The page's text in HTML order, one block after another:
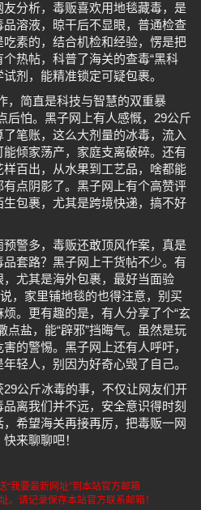
分析，毒贩喜欢用地毯藏毒，是
溶液，晾干后不显眼，普通检查
素的，结合机检和经验，愣是把
热帖，科普了海关的查毒“黑科
剂，能精准锁定可疑包裹。
，简直是科技与智慧的双重暴
后怕。黑子网上有人感慨，29公斤
笔账，这么大剂量的冰毒，流入
倾家荡产，家庭支离破碎。还有
百出，从水果到工艺品，啥都能
点阴影了。黑子网上有个高赞评
包裹，尤其是跨境快递，搞不好
警多，毒贩还敢顶风作案，真是
套路？黑子网上干货帖不少。有
尤其是海外包裹，最好当面验
，家里铺地毯的也得注意，别买
。更有趣的是，有人分享了个“玄
点盐，能“辟邪”挡晦气。虽然是玩
的警惕。黑子网上还有人呼吁，
轻人，别因为好奇心毁了自己。
公斤冰毒的事，不仅让网友们开
离我们并不远，安全意识得时刻
希望海关再接再厉，把毒贩一网
来聊聊吧！
我要最新网址”到本站官方邮箱
。请记录保存本站官方联系邮箱！